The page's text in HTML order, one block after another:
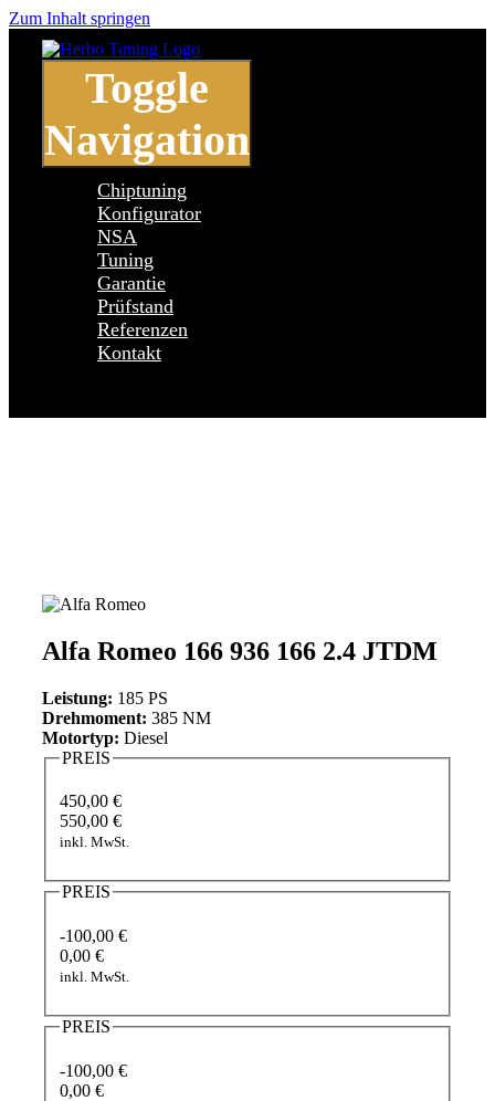
Zum Inhalt springen
Toggle
Navigation
Chiptuning
Konfigurator
NSA
Tuning
Garantie
Prüfstand
Referenzen
Kontakt
Alfa Romeo 166 936 166 2.4 JTDM
Leistung: 185 PS
Drehmoment: 385 NM
Motortyp: Diesel
PREIS
450,00 €
550,00 €
inkl. MwSt.
PREIS
-100,00 €
0,00 €
inkl. MwSt.
PREIS
-100,00 €
0,00 €